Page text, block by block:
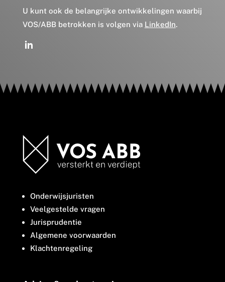
U kunt ook de belangrijke ontwikkelingen waarbij
VOS/ABB betrokken is volgen via LinkedIn.
Onderwijsjuristen
Veelgestelde vragen
Jurisprudentie
Algemene voorwaarden
Klachtenregeling